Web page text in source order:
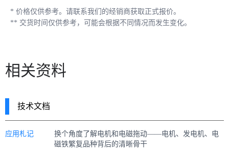
* 价格仅供参考。请联系我们的经销商获取正式报价。
** 交货时间仅供参考，可能会根据不同情况而发生变化。
相关资料
技术文档
应用札记
换个角度了解电机和电磁拖动——电机、发电机、电
磁铁繁复品种背后的清晰骨干